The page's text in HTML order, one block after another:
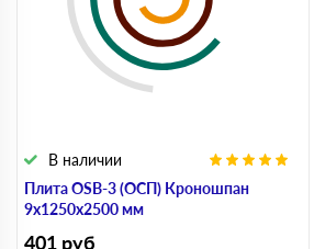
Плита OSB-3 (ОСП) Кроношпан
9х1250х2500 мм
В наличии
401 руб